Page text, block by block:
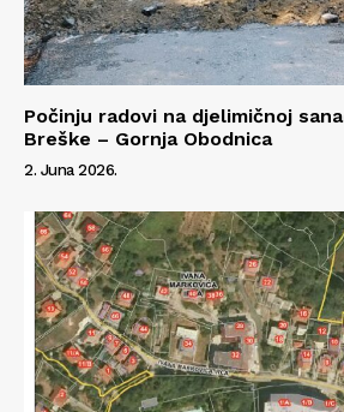
Info
O nama
Počinju radovi na djelimičnoj
Breške – Gornja Obodnica
2. Juna 2026.